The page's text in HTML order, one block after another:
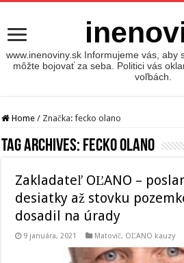
www.inenoviny.sk Informujeme vás, aby
môžte bojovať za seba. Politici vás
voľbách.
Home / Značka:fecko olano
Tag Archives: fecko olano
Zakladateľ OĽANO –
desiatky až stovku
dosadil na úrady
9 januára, 2021 Matovič, OĽANO kauzy